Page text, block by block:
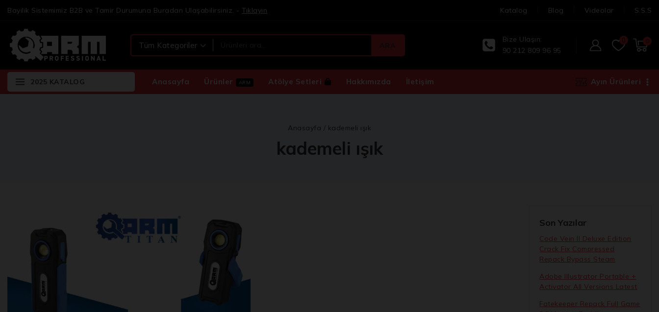
Bayilik Sistemimiz B2B ve Tamir Durumuna Buradan Ulaşabilirsiniz. - Tıklayın Katalog Blog Videolar S.S.S
ARA
Bize Ulaşın:
90 212 809 96 95
0 0
2025 KATALOG Anasayfa Ürünler ARM Atölye Setleri Hakkımızda İletişim Ayın Ürünleri
Anasayfa / kademeli ışık
kademeli ışık
Son Yazılar
Code Vein II Deluxe Edition
Crack Fix Compressed
Repack Bypass Steam
Adobe Illustrator Portable +
Activator All Versions Latest
Fatekeeper Repack Full Game